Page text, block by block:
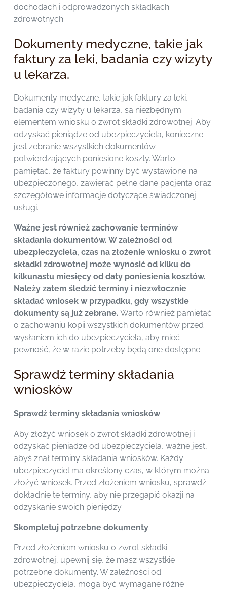
dochodach i odprowadzonych składkach
zdrowotnych.
Dokumenty medyczne, takie jak
faktury za leki, badania czy wizyty
u lekarza.
Dokumenty medyczne, takie jak faktury za leki,
badania czy wizyty u lekarza, są niezbędnym
elementem wniosku o zwrot składki zdrowotnej. Aby
odzyskać pieniądze od ubezpieczyciela, konieczne
jest zebranie wszystkich dokumentów
potwierdzających poniesione koszty. Warto
pamiętać, że faktury powinny być wystawione na
ubezpieczonego, zawierać pełne dane pacjenta oraz
szczegółowe informacje dotyczące świadczonej
usługi.
Ważne jest również zachowanie terminów
składania dokumentów. W zależności od
ubezpieczyciela, czas na złożenie wniosku o zwrot
składki zdrowotnej może wynosić od kilku do
kilkunastu miesięcy od daty poniesienia kosztów.
Należy zatem śledzić terminy i niezwłocznie
składać wniosek w przypadku, gdy wszystkie
dokumenty są już zebrane. Warto również pamiętać
o zachowaniu kopii wszystkich dokumentów przed
wysłaniem ich do ubezpieczyciela, aby mieć
pewność, że w razie potrzeby będą one dostępne.
Sprawdź terminy składania
wniosków
Sprawdź terminy składania wniosków
Aby złożyć wniosek o zwrot składki zdrowotnej i
odzyskać pieniądze od ubezpieczyciela, ważne jest,
abyś znał terminy składania wniosków. Każdy
ubezpieczyciel ma określony czas, w którym można
złożyć wniosek. Przed złożeniem wniosku, sprawdź
dokładnie te terminy, aby nie przegapić okazji na
odzyskanie swoich pieniędzy.
Skompletuj potrzebne dokumenty
Przed złożeniem wniosku o zwrot składki
zdrowotnej, upewnij się, że masz wszystkie
potrzebne dokumenty. W zależności od
ubezpieczyciela, mogą być wymagane różne